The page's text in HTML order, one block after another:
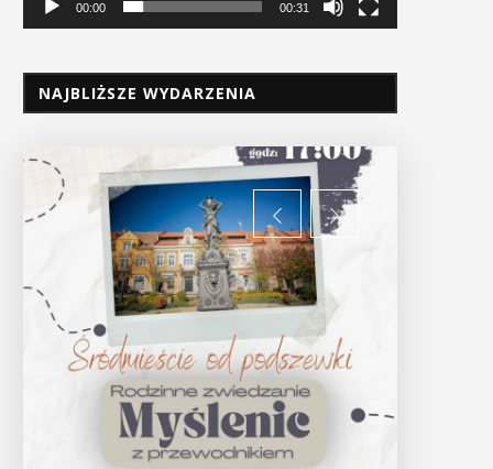
00:00 00:31
NAJBLIŻSZE WYDARZENIA